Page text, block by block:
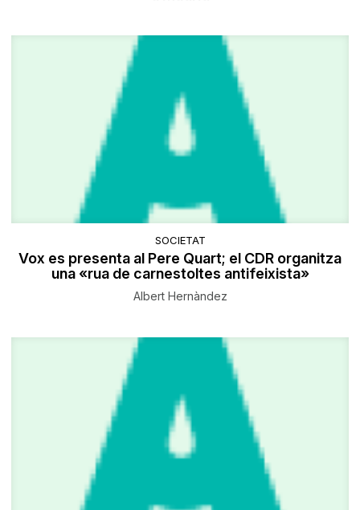
SOCIETAT
Vox es presenta al Pere Quart; el CDR organitza
una «rua de carnestoltes antifeixista»
Albert Hernàndez